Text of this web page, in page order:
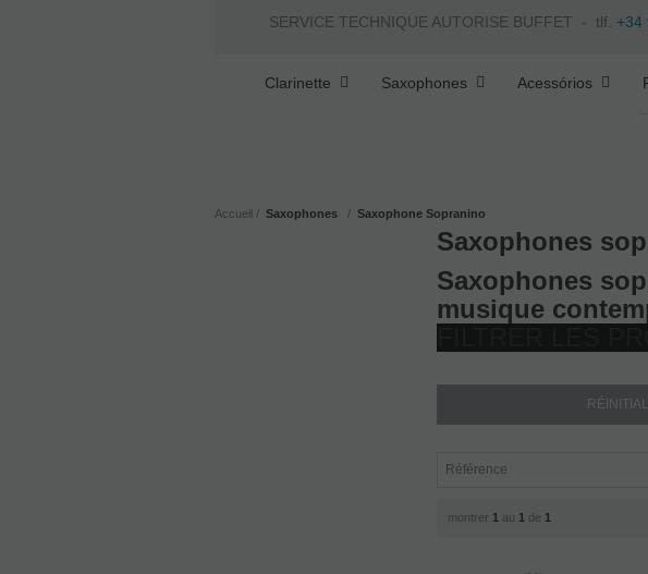
SERVICE TECHNIQUE AUTORISE BUFFET - tlf. +34
Clarinette Saxophones Acessórios
Accueil Saxophones Saxophone Sopranino
Saxophones
Saxophones
musique
montrer 1 au 1 de 1